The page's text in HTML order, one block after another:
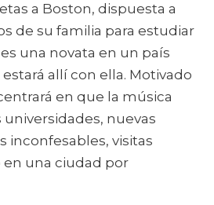
a Boston, dispuesta a
de su familia para estudiar
una novata en un país
allí con ella. Motivado
en que la música
universidades, nuevas
inconfesables, visitas
en una ciudad por